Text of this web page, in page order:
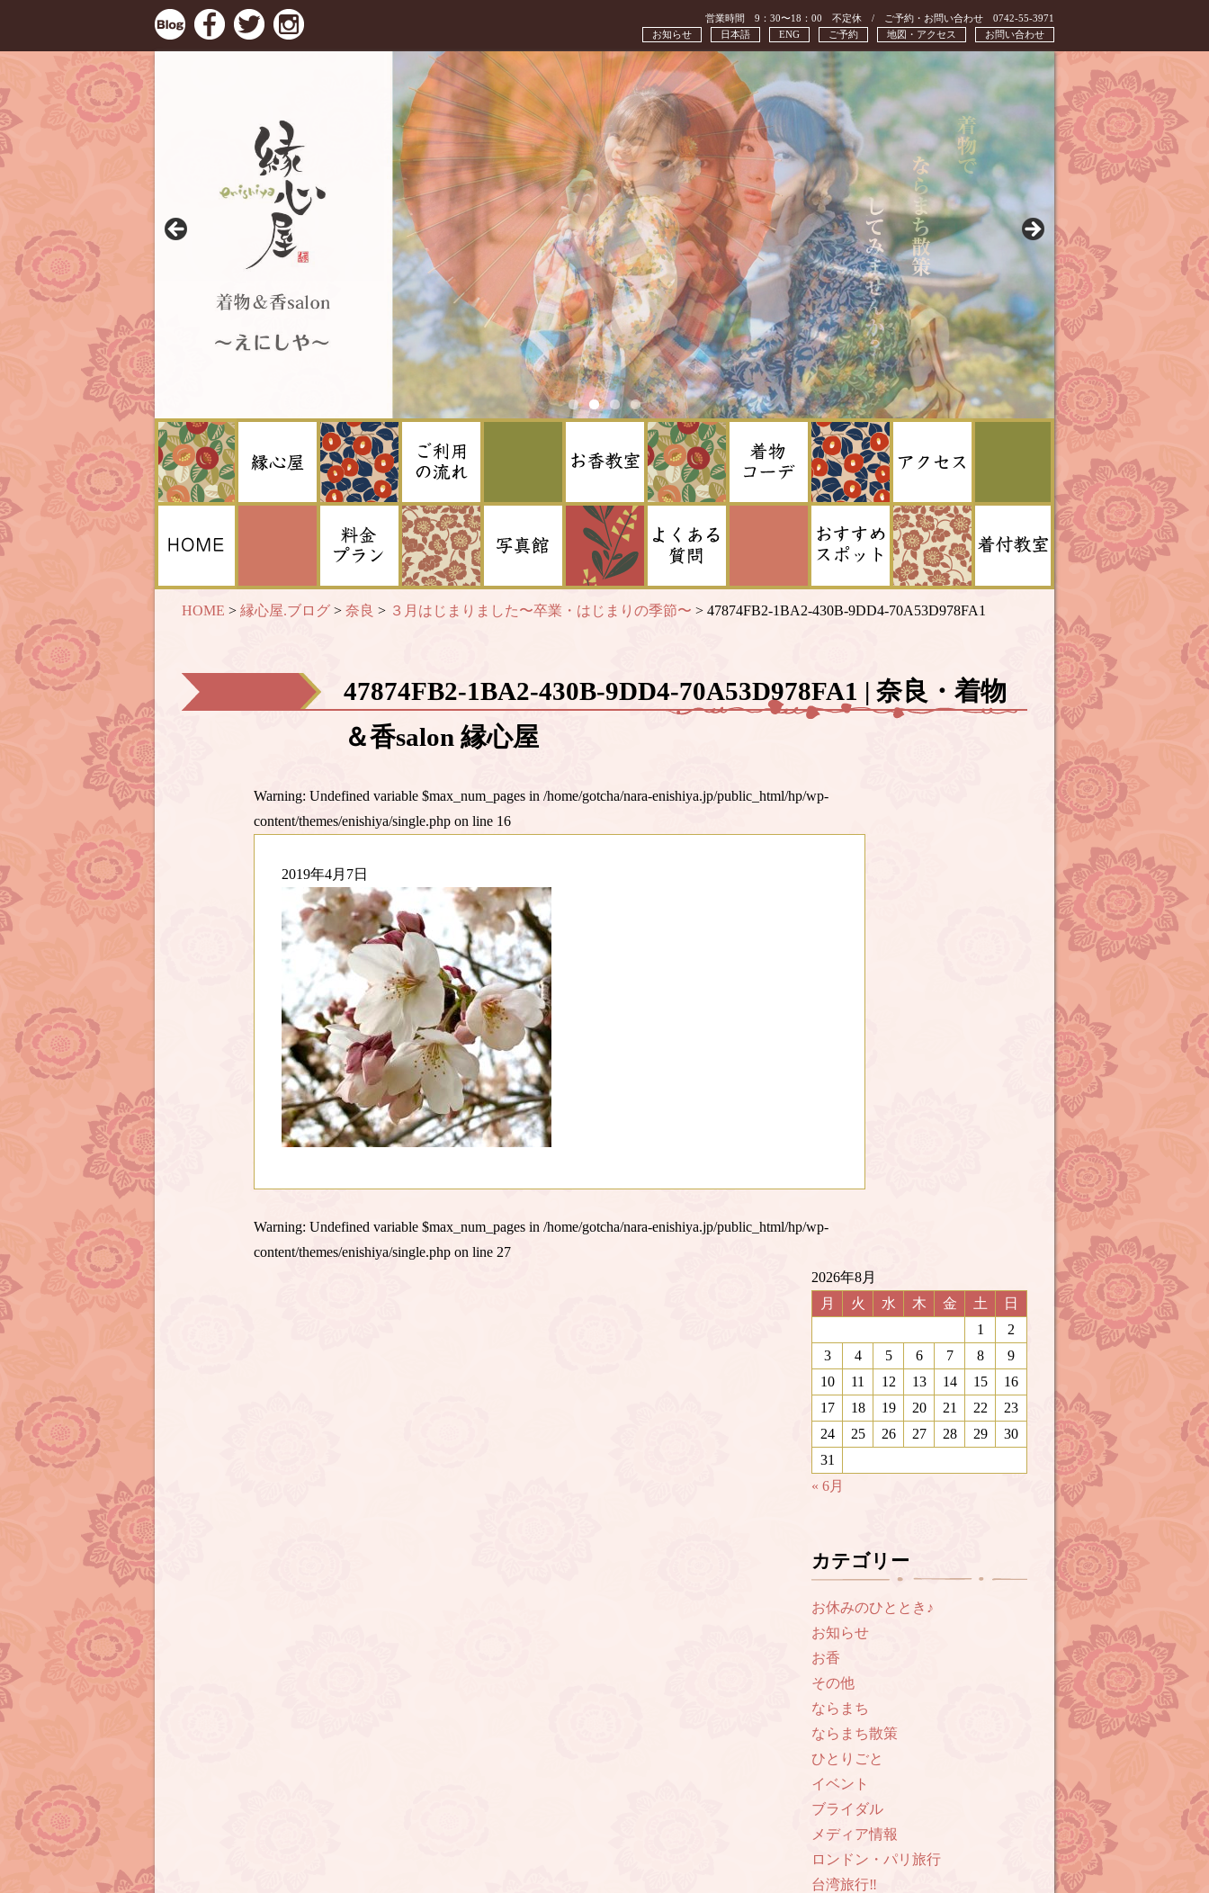
営業時間 9：30〜18：00 不定休 / ご予約・お問い合わせ 0742-55-3971
お問い合わせ
地図・アクセス
ご予約
ENG
日本語
お知らせ
HOME > 縁心屋.ブログ > 奈良 > ３月はじまりました〜卒業・はじまりの季節〜 > 47874FB2-1BA2-430B-9DD4-70A53D978FA1
47874FB2-1BA2-430B-9DD4-70A53D978FA1 | 奈良・着物
＆香salon 縁心屋
Warning: Undefined variable $max_num_pages in /home/gotcha/nara-enishiya.jp/public_html/hp/wp-
content/themes/enishiya/single.php on line 16
2019年4月7日
Warning: Undefined variable $max_num_pages in /home/gotcha/nara-enishiya.jp/public_html/hp/wp-
content/themes/enishiya/single.php on line 27
2026年8月
月
火 水 木 金 土
日
1
2
3
4 5 6 7 8
9
10
11 12 13 14 15
16
17
18 19 20 21 22
23
24
25 26 27 28 29
30
31
« 6月
カテゴリー
お休みのひととき♪
お知らせ
お香
その他
ならまち
ならまち散策
ひとりごと
イベント
ブライダル
メディア情報
ロンドン・パリ旅行
台湾旅行‼︎